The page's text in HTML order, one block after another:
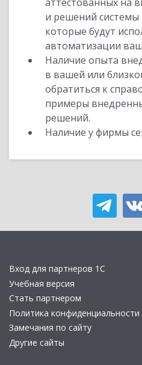
и решений системы
которые будут
автоматизации
Наличие опыта
в вашей или
обратиться к
примеры
решений.
Наличие у фирмы
Вход для партнеров 1С
Учебная версия
Стать партнером
Политика конфиденциальности
Замечания по сайту
Другие сайты